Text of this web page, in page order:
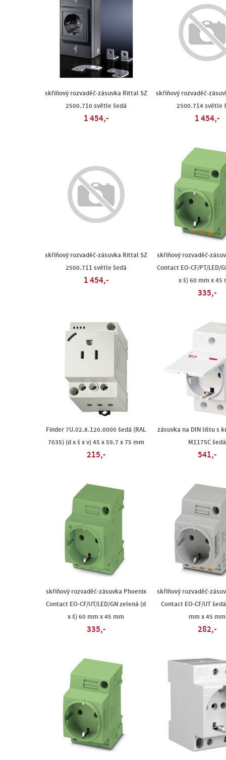
skříňový rozvaděč-zásuvka Rittal SZ
2500.710 světle šedá
1 454,-
skříňový rozvaděč-
2500.714 světle
1 454,-
skříňový rozvaděč-zásuvka Rittal SZ
2500.711 světle šedá
1 454,-
skříňový rozvaděč-
Contact EO-CF/PT/LED/
x š) 60 mm x 45
335,-
Finder 7U.02.8.120.0000 šedá (RAL
7035) (d x š x v) 45 x 59.7 x 75 mm
215,-
zásuvka na DIN lištu s
M1175C šedá
541,-
skříňový rozvaděč-zásuvka Phoenix
Contact EO-CF/UT/LED/GN zelená (d
x š) 60 mm x 45 mm
335,-
skříňový rozvaděč-
Contact EO-CF/UT
mm x 45 mm
282,-